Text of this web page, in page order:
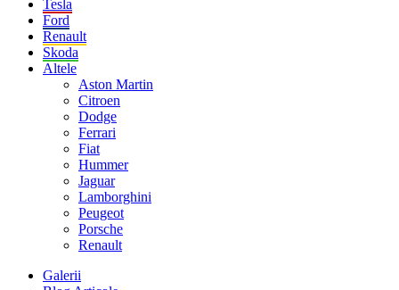
Tesla
Ford
Renault
Skoda
Altele
Aston Martin
Citroen
Dodge
Ferrari
Fiat
Hummer
Jaguar
Lamborghini
Peugeot
Porsche
Renault
Galerii